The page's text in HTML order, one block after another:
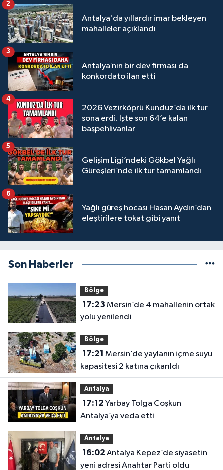
Antalya'da yıllardır imar bekleyen
mahalleler açıklandı
2
Antalya’nın bir dev firması da
konkordato ilan etti
3
2026 Vezirköprü Kunduz’da ilk tur
sona erdi. İşte son 64’e kalan
başpehlivanlar
4
Gelişim Ligi’ndeki Gökbel Yağlı
Güreşleri’nde ilk tur tamamlandı
5
Yağlı güreş hocası Hasan Aydın’dan
eleştirilere tokat gibi yanıt
6
Son Haberler
Bölge
17:23
yolu yenilendi
Bölge
17:21
kapasitesi 2 katına çıkarıldı
Antalya
17:12
Antalya’ya veda etti
Antalya
16:02
yeni adresi Anahtar Parti oldu